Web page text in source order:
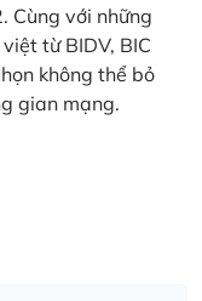
Cùng với những
từ BIDV, BIC
không thể bỏ
gian mạng.